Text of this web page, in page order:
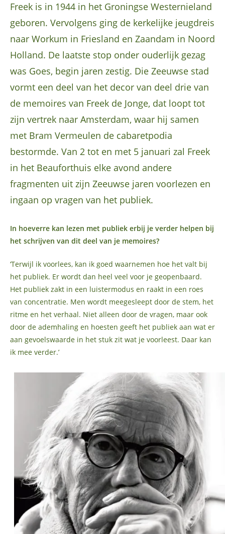
Freek is in 1944 in het Groningse Westernieland
geboren. Vervolgens ging de kerkelijke jeugdreis
naar Workum in Friesland en Zaandam in Noord
Holland. De laatste stop onder ouderlijk gezag
was Goes, begin jaren zestig. Die Zeeuwse stad
vormt een deel van het decor van deel drie van
de memoires van Freek de Jonge, dat loopt tot
zijn vertrek naar Amsterdam, waar hij samen
met Bram Vermeulen de cabaretpodia
bestormde. Van 2 tot en met 5 januari zal Freek
in het Beauforthuis elke avond andere
fragmenten uit zijn Zeeuwse jaren voorlezen en
ingaan op vragen van het publiek.
In hoeverre kan lezen met publiek erbij je verder helpen bij
het schrijven van dit deel van je memoires?
‘Terwijl ik voorlees, kan ik goed waarnemen hoe het valt bij
het publiek. Er wordt dan heel veel voor je geopenbaard.
Het publiek zakt in een luistermodus en raakt in een roes
van concentratie. Men wordt meegesleept door de stem, het
ritme en het verhaal. Niet alleen door de vragen, maar ook
door de ademhaling en hoesten geeft het publiek aan wat er
aan gevoelswaarde in het stuk zit wat je voorleest. Daar kan
ik mee verder.’